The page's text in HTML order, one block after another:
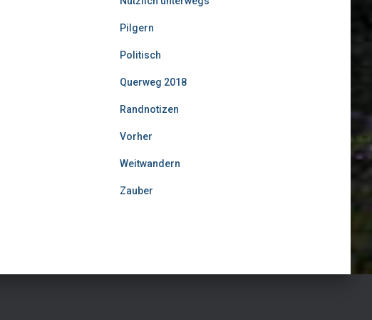
Pilgern
Politisch
Querweg 2018
Randnotizen
Vorher
Weitwandern
Zauber